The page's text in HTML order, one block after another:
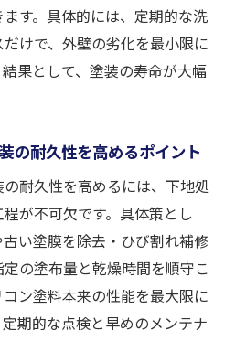
す。具体的には、定期的な洗
けで、外壁の劣化を最小限に
果として、塗装の寿命が大幅
の耐久性を高めるポイント
耐久性を高めるには、下地処
が不可欠です。具体策とし
い塗膜を除去・ひび割れ補修
の塗布量と乾燥時間を順守こ
ン塗料本来の性能を最大限に
期的な点検と早めのメンテナ